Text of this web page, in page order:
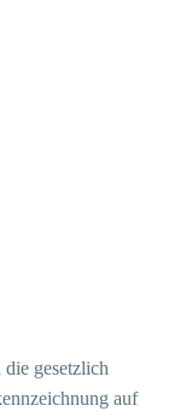
gesetzlich
auf